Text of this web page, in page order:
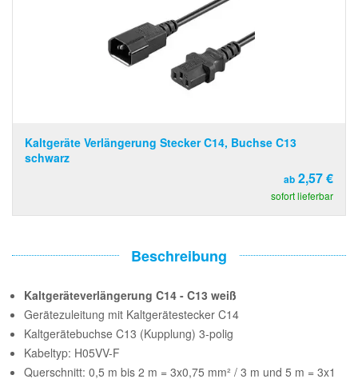
Kaltgeräte Verlängerung Stecker C14, Buchse C13
schwarz
ab 2,57 €
sofort lieferbar
Beschreibung
Kaltgeräteverlängerung C14 - C13 weiß
Gerätezuleitung mit Kaltgerätestecker C14
Kaltgerätebuchse C13 (Kupplung) 3-polig
Kabeltyp: H05VV-F
Querschnitt: 0,5 m bis 2 m = 3x0,75 mm² / 3 m und 5 m = 3x1